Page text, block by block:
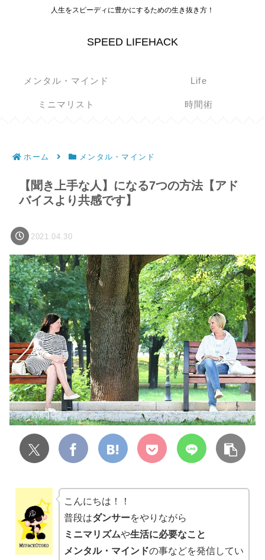
人生をスピーディに豊かにするための生き抜き方！
SPEED LIFEHACK
メンタル・マインド Life
ミニマリスト 時間術
ホーム メンタル・マインド
【聞き上手な人】になる7つの方法【アド
バイスより共感です】
2021.04.30
こんにちは！！
普段はダンサーをやりながら
ミニマリズムや生活に必要なこと
メンタル・マインドの事などを発信してい